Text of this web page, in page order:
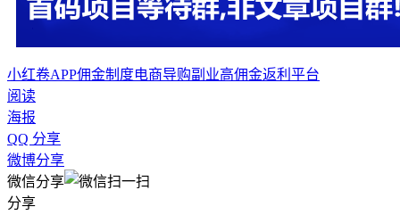
小红卷APP佣金制度电商导购副业高佣金返利平台
阅读
海报
QQ 分享
微博分享
微信分享
分享